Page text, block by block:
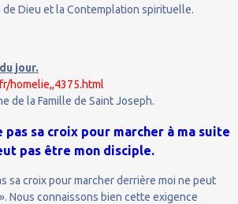
Dieu et la Contemplation spirituelle.
jour.
homelie,,4375.html
de la Famille de Saint Joseph.
sa croix pour marcher à ma suite
pas être mon disciple.
sa croix pour marcher derrière moi ne peut
Nous connaissons bien cette exigence